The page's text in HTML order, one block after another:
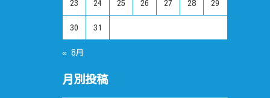
23 24 25 26 27 28 29
30 31
« 8月
月別投稿